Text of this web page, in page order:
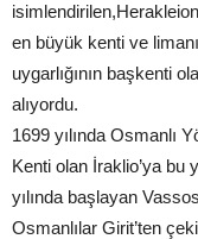
en büyük kenti ve
uygarlığının başkenti
alıyordu.
1699 yılında Osmanlı
Kenti olan İraklio’ya bu
yılında başlayan
Osmanlılar Girit’ten